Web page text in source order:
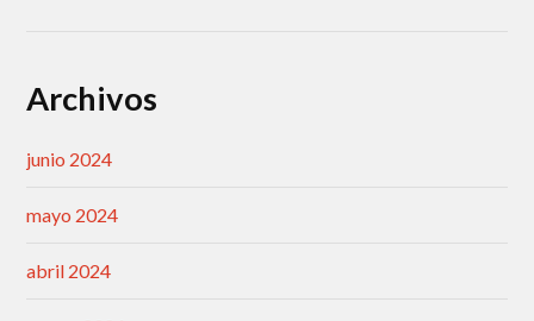
Archivos
junio 2024
mayo 2024
abril 2024